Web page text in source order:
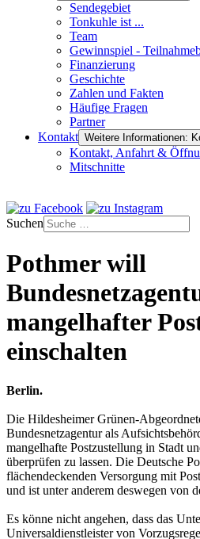
Sendegebiet
Tonkuhle ist ...
Team
Gewinnspiel -
Finanzierung
Geschichte
Zahlen und Fakten
Häufige Fragen
Partner
Kontakt Weitere Informationen:
Kontakt, Anfahrt &
Mitschnitte
Suchen
Pothmer will
mangelhafter
einschalten
Berlin.
Die Hildesheimer Grünen-
Bundesnetzagentur als
mangelhafte Postzustellung in Stadt
überprüfen zu lassen. Die Deutsche
flächendeckenden Versorgung mit
und ist unter anderem deswegen von
Es könne nicht angehen, dass das
Universaldienstleister von